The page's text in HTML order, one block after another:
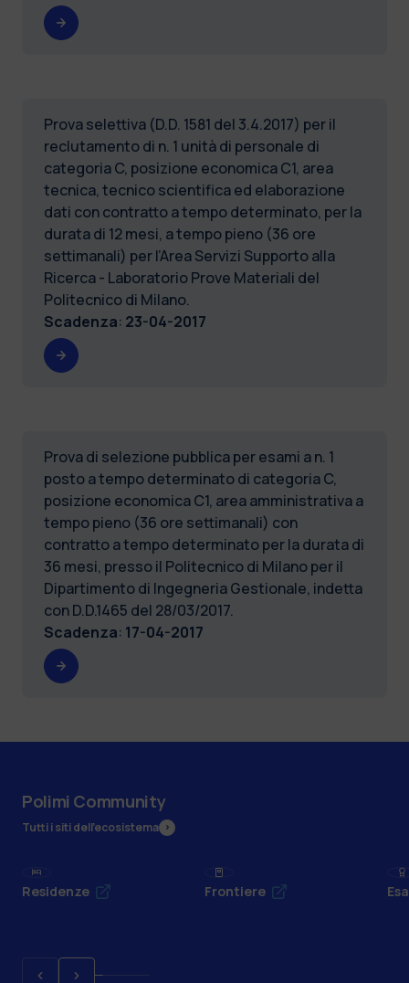
Prova selettiva (D.D. 1581 del 3.4.2017) per il
reclutamento di n. 1 unità di personale di
categoria C, posizione economica C1, area
tecnica, tecnico scientifica ed elaborazione
dati con contratto a tempo determinato, per la
durata di 12 mesi, a tempo pieno (36 ore
settimanali) per l’Area Servizi Supporto alla
Ricerca - Laboratorio Prove Materiali del
Politecnico di Milano.
Scadenza: 23-04-2017
Prova di selezione pubblica per esami a n. 1
posto a tempo determinato di categoria C,
posizione economica C1, area amministrativa a
tempo pieno (36 ore settimanali) con
contratto a tempo determinato per la durata di
36 mesi, presso il Politecnico di Milano per il
Dipartimento di Ingegneria Gestionale, indetta
con D.D.1465 del 28/03/2017.
Scadenza: 17-04-2017
Polimi Community
Tutti i siti dell’ecosistema
Residenze Frontiere